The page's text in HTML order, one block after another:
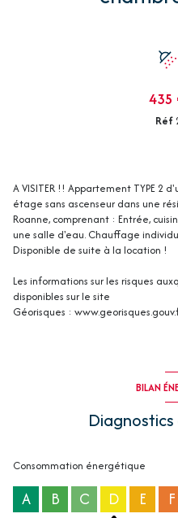
435
Réf
A VISITER !! Appartement TYPE 2
étage sans ascenseur dans une
Roanne, comprenant : Entrée,
une salle d'eau. Chauffage
Disponible de suite à la location !
Les informations sur les risques
disponibles sur le site
Géorisques :
BILAN
Consommation énergétique
A B C D E F